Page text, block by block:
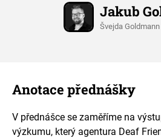
Jakub
Švejda Goldmann
Anotace přednášky
V přednášce se zaměříme na
výzkumu, který agentura Deaf